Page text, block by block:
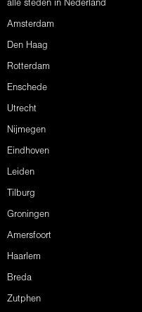
alle steden in Nederland
Amsterdam
Den Haag
Rotterdam
Enschede
Utrecht
Nijmegen
Eindhoven
Leiden
Tilburg
Groningen
Amersfoort
Haarlem
Breda
Zutphen